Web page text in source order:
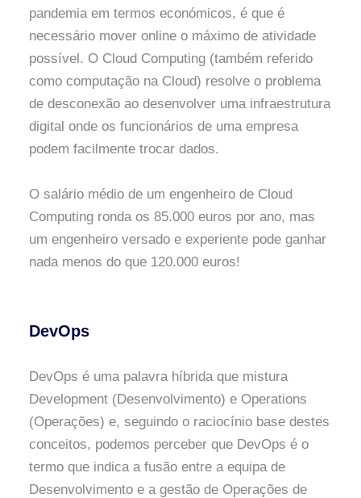
pandemia em termos económicos, é que é
necessário mover online o máximo de atividade
possível. O Cloud Computing (também referido
como computação na Cloud) resolve o problema
de desconexão ao desenvolver uma infraestrutura
digital onde os funcionários de uma empresa
podem facilmente trocar dados.
O salário médio de um engenheiro de Cloud
Computing ronda os 85.000 euros por ano, mas
um engenheiro versado e experiente pode ganhar
nada menos do que 120.000 euros!
DevOps
DevOps é uma palavra híbrida que mistura
Development (Desenvolvimento) e Operations
(Operações) e, seguindo o raciocínio base destes
conceitos, podemos perceber que DevOps é o
termo que indica a fusão entre a equipa de
Desenvolvimento e a gestão de Operações de